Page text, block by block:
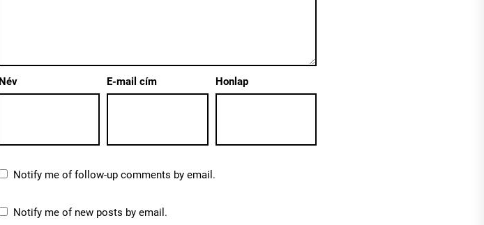
Név E-mail cím Honlap
Notify me of follow-up comments by email.
Notify me of new posts by email.